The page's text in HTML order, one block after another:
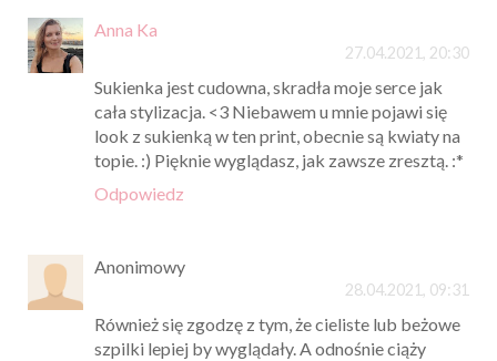
Anna Ka
27.04.2021, 20:30
Sukienka jest cudowna, skradła moje serce jak
cała stylizacja. <3 Niebawem u mnie pojawi się
look z sukienką w ten print, obecnie są kwiaty na
topie. :) Pięknie wyglądasz, jak zawsze zresztą. :*
Odpowiedz
Anonimowy
28.04.2021, 09:31
Również się zgodzę z tym, że cieliste lub beżowe
szpilki lepiej by wyglądały. A odnośnie ciąży